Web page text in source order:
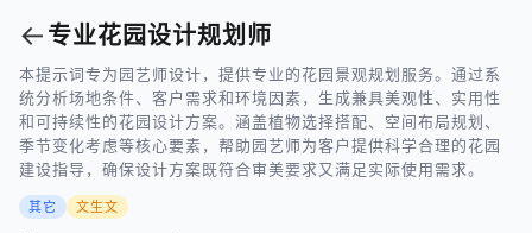
← 专业花园设计规划师
本提示词专为园艺师设计，提供专业的花园景观规划服务。通过系
统分析场地条件、客户需求和环境因素，生成兼具美观性、实用性
和可持续性的花园设计方案。涵盖植物选择搭配、空间布局规划、
季节变化考虑等核心要素，帮助园艺师为客户提供科学合理的花园
建设指导，确保设计方案既符合审美要求又满足实际使用需求。
其它 文生文